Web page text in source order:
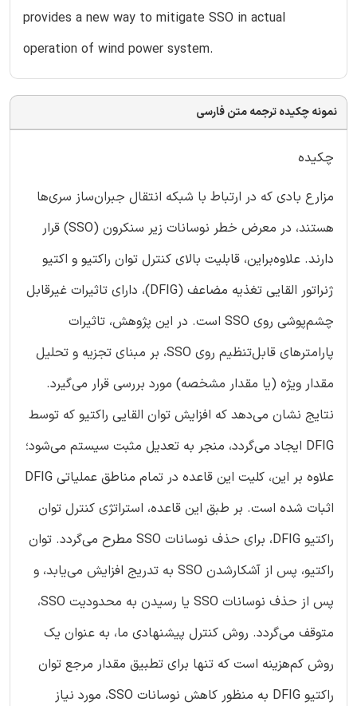
provides a new way to mitigate SSO in actual
operation of wind power system.
نمونه چکیده ترجمه متن فارسی
چکیده
مزارع بادی که در ارتباط با شبکه انتقال جبران‌ساز سری‌ها
هستند، در معرض خطر نوسانات زیر سنکرون (SSO) قرار
دارند. علاوه‌بر‌این، قابلیت بالای کنترل توان راکتیو و اکتیو
ژنراتور القایی تغذیه مضاعف (DFIG)، دارای تاثیرات غیر‌قابل
چشم‌پوشی روی SSO است. در این پژوهش، تاثیرات
پارامترهای قابل‌تنظیم روی SSO، بر مبنای تجزیه و تحلیل
مقدار ویژه (یا مقدار مشخصه) مورد بررسی قرار می‌گیرد.
نتایج نشان می‌دهد که افزایش توان القایی راکتیو که توسط
DFIG ایجاد می‌گردد، منجر به تعدیل مثبت سیستم می‌شود؛
علاوه بر این، کلیت این قاعده در تمام مناطق عملیاتی DFIG
اثبات شده است. بر طبق این قاعده، استراتژی کنترل توان
راکتیو DFIG، برای حذف نوسانات SSO مطرح می‌گردد. توان
راکتیو، پس از آشکار‌شدن SSO به تدریج افزایش می‌یابد، و
پس از حذف نوسانات SSO یا رسیدن به محدودیت SSO،
متوقف می‌گردد. روش کنترل پیشنهادی ما، به عنوان یک
روش کم‌هزینه است که تنها برای تطبیق مقدار مرجع توان
راکتیو DFIG به منظور کاهش نوسانات SSO، مورد نیاز